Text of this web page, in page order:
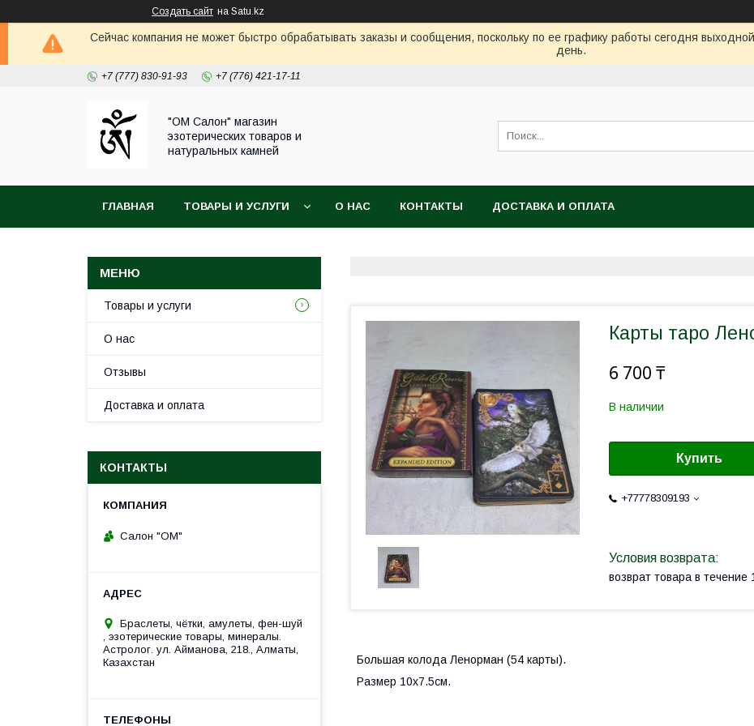
Создать сайт на Satu.kz
Сейчас компания не может быстро обрабатывать заказы и сообщения, поскольку по ее графику работы сегодня
день.
+7 (777) 830-91-93 +7 (776) 421-17-11
"ОМ Салон" магазин
эзотерических товаров и
натуральных камней
ГЛАВНАЯ ТОВАРЫ И УСЛУГИ О НАС КОНТАКТЫ ДОСТАВКА И ОПЛАТА
Карты таро
6 700 ₸
В наличии
Купить
+77778309193
возврат товара в течение
Большая колода Ленорман (54 карты).
Размер 10х7.5см.
Товары и услуги
О нас
Отзывы
Доставка и оплата
КОНТАКТЫ
Салон "ОМ"
Браслеты, чётки, амулеты, фен-шуй
, эзотерические товары, минералы.
Астролог. ул. Айманова, 218., Алматы,
Казахстан